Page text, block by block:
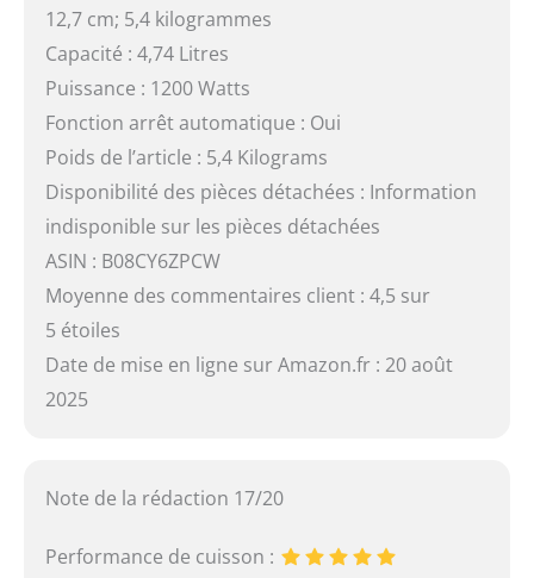
12,7 cm; 5,4 kilogrammes
Capacité : 4,74 Litres
Puissance : 1200 Watts
Fonction arrêt automatique : Oui
Poids de l’article : 5,4 Kilograms
Disponibilité des pièces détachées : Information
indisponible sur les pièces détachées
ASIN : B08CY6ZPCW
Moyenne des commentaires client : 4,5 sur
5 étoiles
Date de mise en ligne sur Amazon.fr : 20 août
2025
Note de la rédaction 17/20
Performance de cuisson :